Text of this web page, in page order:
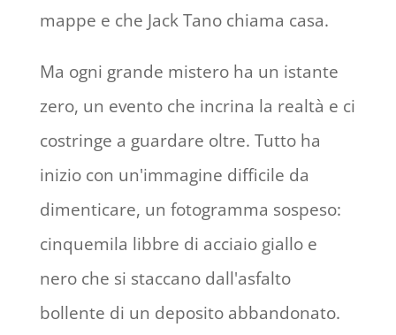
mappe e che Jack Tano chiama casa.
Ma ogni grande mistero ha un istante
zero, un evento che incrina la realtà e ci
costringe a guardare oltre. Tutto ha
inizio con un'immagine difficile da
dimenticare, un fotogramma sospeso:
cinquemila libbre di acciaio giallo e
nero che si staccano dall'asfalto
bollente di un deposito abbandonato.